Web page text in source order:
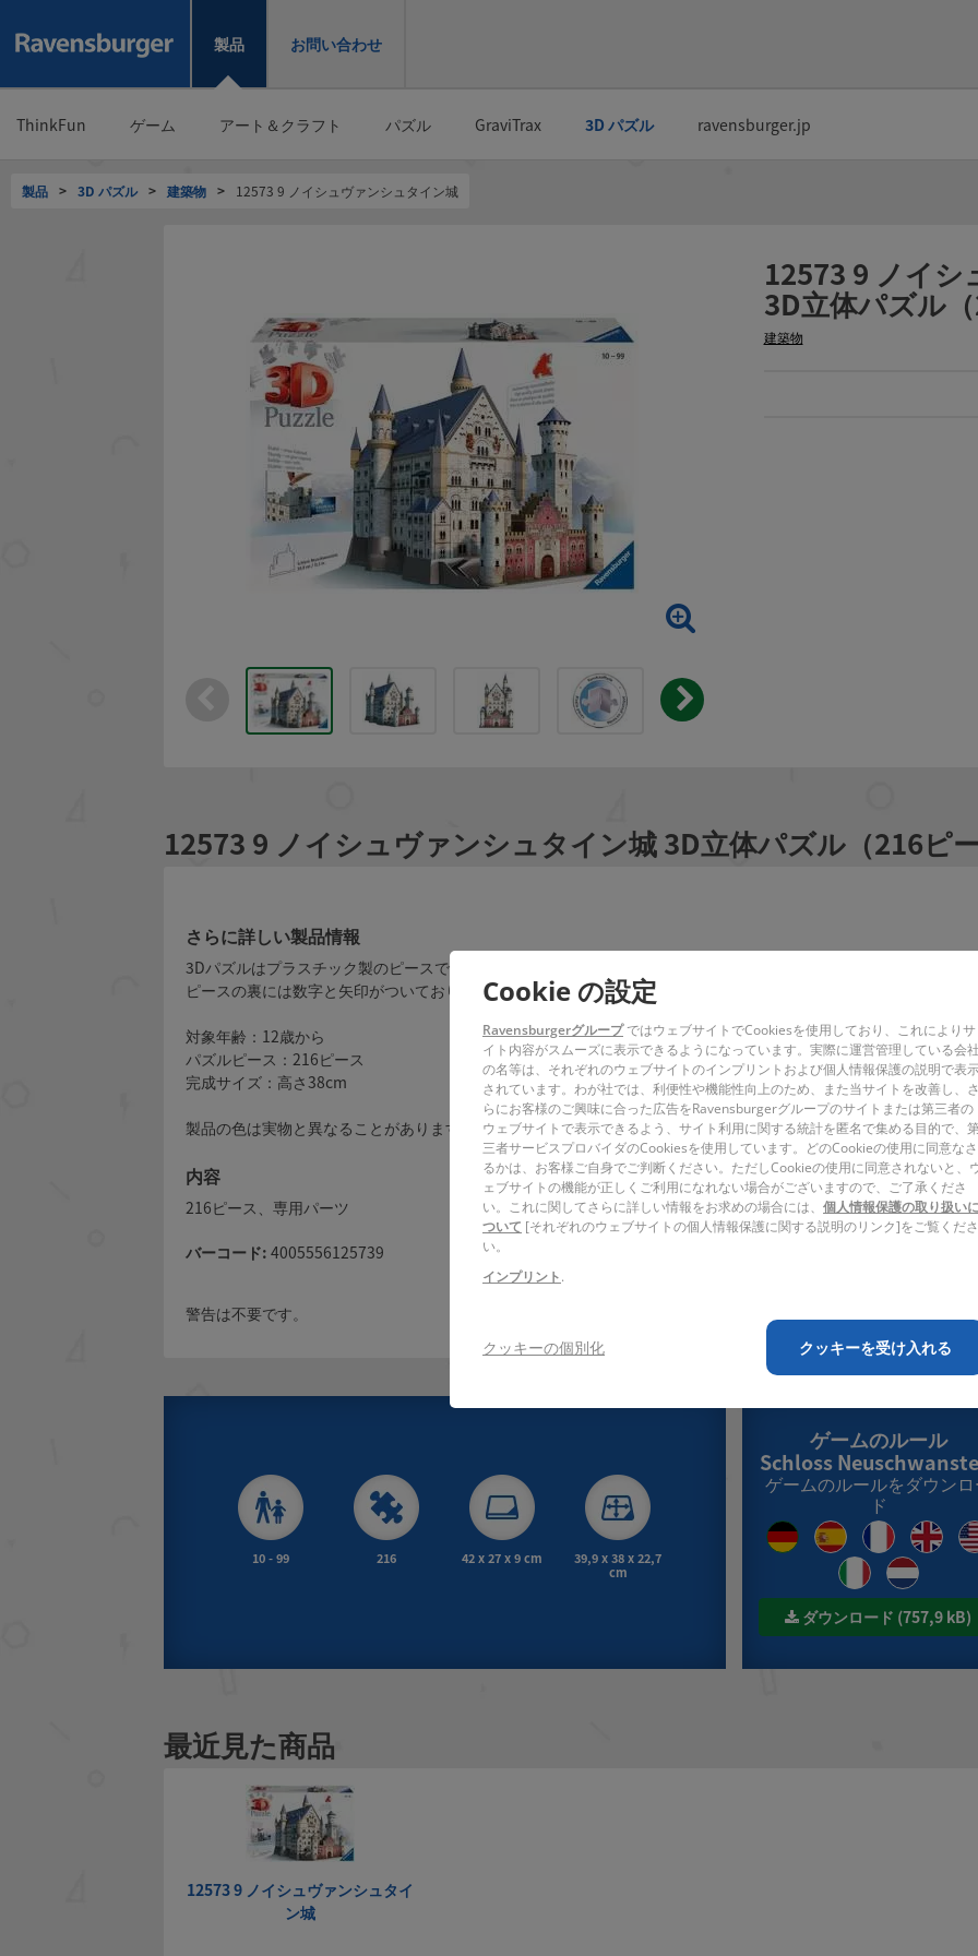
製品
ThinkFun ゲーム アート＆クラフト パズル GraviTrax 3D パズル ravensburger.jp
お問い合わせ
製品 > 3D パズル > 建築物 > 12573 9 ノイシュヴァンシュタイン城
12573 9 ノイ
3D立体パズル
建築物
12573 9 ノイシュヴァンシュタイン城 3D立体パズル（216ピ
さらに詳しい製品情報
3Dパズルはプラスチック製のピースで組み上げる立体パズルです。
ピースの裏には数字と矢印がついており、順番に矢印が示す方向へ次のピースを組んでいくことで完成します。接
対象年齢：12歳から
パズルピース：216ピース
完成サイズ：高さ38cm
製品の色は実物と異なることがあります。製品の仕様、構成は変更することがあります。
内容
216ピース、専用パーツ
バーコード: 4005556125739
警告は不要です。
10 - 99 216 42 x 27 x 9 cm
39,9 x 38 x 22,7
cm
ゲームのルール
Schloss
ゲームのルールをダウン
ド
ダウンロード (757,9 kB)
最近見た商品
12573 9 ノイシュヴァンシュタイ
ン城
Cookie の設定
RavensburgerグループではウェブサイトでCookiesを使用しており、これによりサ
イト内容がスムーズに表示できるようになっています。実際に運営管理している会
の名等は、それぞれのウェブサイトのインプリントおよび個人情報保護の説明で表
されています。わが社では、利便性や機能性向上のため、また当サイトを改善し、
らにお客様のご興味に合った広告をRavensburgerグループのサイトまたは第三者の
ウェブサイトで表示できるよう、サイト利用に関する統計を匿名で集める目的で、
三者サービスプロバイダのCookiesを使用しています。どのCookieの使用に同意なさ
るかは、お客様ご自身でご判断ください。ただしCookieの使用に同意されないと、
ェブサイトの機能が正しくご利用になれない場合がございますので、ご了承くださ
い。これに関してさらに詳しい情報をお求めの場合には、 個人情報保護の取り扱い
ついて [それぞれのウェブサイトの個人情報保護に関する説明のリンク]をご覧くださ
い。
インプリント.
クッキーを受け入れる
クッキーの個別化